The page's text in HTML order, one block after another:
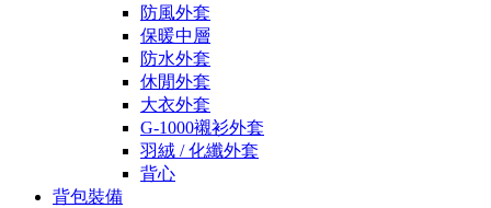
防風外套
保暖中層
防水外套
休閒外套
大衣外套
G-1000襯衫外套
羽絨 / 化纖外套
背心
背包裝備